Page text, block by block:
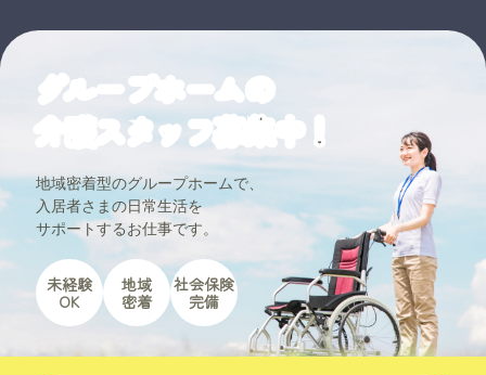
グループホームの
介護スタッフ募集中！
地域密着型のグループホームで、
入居者さまの日常生活を
サポートするお仕事です。
未経験
OK
地域
密着
社会保険
完備